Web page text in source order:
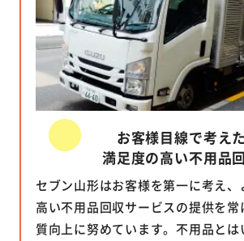
お客様目線で考えた
満足度の高い不用品
セブン山形はお客様を第一に考え、
高い不用品回収サービスの提供を常
質向上に努めています。不用品と